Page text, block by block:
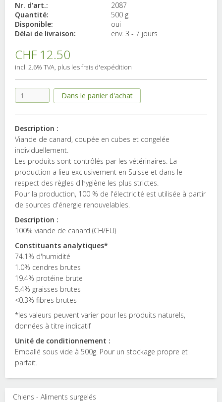
Nr. d'art.:
2087
Quantité:
500 g
Disponible:
oui
Délai de livraison:
env. 3 - 7 jours
CHF 12.50
incl. 2.6% TVA, plus les frais d'expédition
Description :
Viande de canard, coupée en cubes et congelée
individuellement.
Les produits sont contrôlés par les vétérinaires. La
production a lieu exclusivement en Suisse et dans le
respect des règles d'hygiène les plus strictes.
Pour la production, 100 % de l'électricité est utilisée à partir
de sources d'énergie renouvelables.
Description :
100% viande de canard (CH/EU)
Constituants analytiques*
74.1% d'humidité
1.0% cendres brutes
19.4% protéine brute
5.4% graisses brutes
<0.3% fibres brutes
*les valeurs peuvent varier pour les produits naturels,
données à titre indicatif
Unité de conditionnement :
Emballé sous vide à 500g. Pour un stockage propre et
parfait.
Chiens - Aliments surgelés